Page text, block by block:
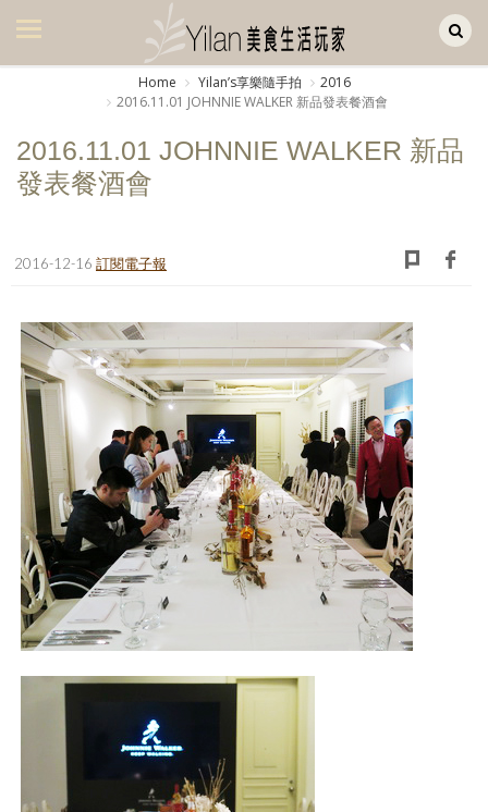
美食集
廚房集
旅遊集
書房集
日記簿
餐桌週記
享樂隨手拍
照相簿
影音區
創意出版服務
歷史區
關於Yilan
Home Yilanʼs享樂隨手拍
2016
2016.11.01 JOHNNIE WALKER 新品發表餐酒會
2016.11.01 JOHNNIE WALKER 新品
發表餐酒會
2016-12-16 訂閱電子報